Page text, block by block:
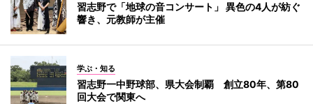
習志野で「地球の音コンサート」 異色の4人が紡ぐ
響き、元教師が主催
学ぶ・知る
習志野一中野球部、県大会制覇 創立80年、第80
回大会で関東へ